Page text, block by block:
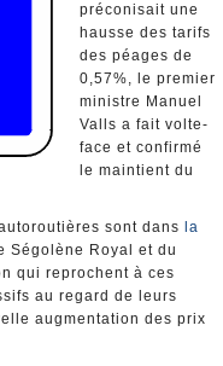
préconisait une
hausse des tarifs
des péages de
0,57%, le premier
ministre Manuel
Valls a fait volte-
face et confirmé
le maintient du
sont dans
la
Ségolène Royal et du
qui reprochent à ces
au regard de leurs
augmentation des prix